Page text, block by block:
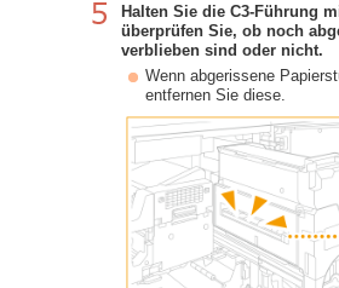
Halten Sie die C3-Führung
überprüfen Sie, ob noch
verblieben sind oder nicht.
Wenn abgerissene
entfernen Sie diese.